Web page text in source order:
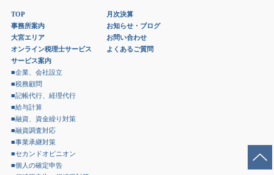
TOP
事務所案内
大宮エリア
オンライン税理士サービス
サービス案内
■企業、会社設立
■税務顧問
■記帳代行、経理代行
■給与計算
■融資、資金繰り対策
■融資調査対応
■事業承継対策
■セカンドオピニオン
■個人の確定申告
月次決算
お知らせ・ブログ
お問い合わせ
よくあるご質問